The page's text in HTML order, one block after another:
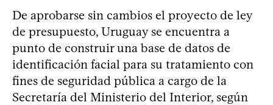
De aprobarse sin cambios el proyecto de ley
de presupuesto, Uruguay se encuentra a
punto de construir una base de datos de
identificación facial para su tratamiento con
fines de seguridad pública a cargo de la
Secretaría del Ministerio del Interior, según